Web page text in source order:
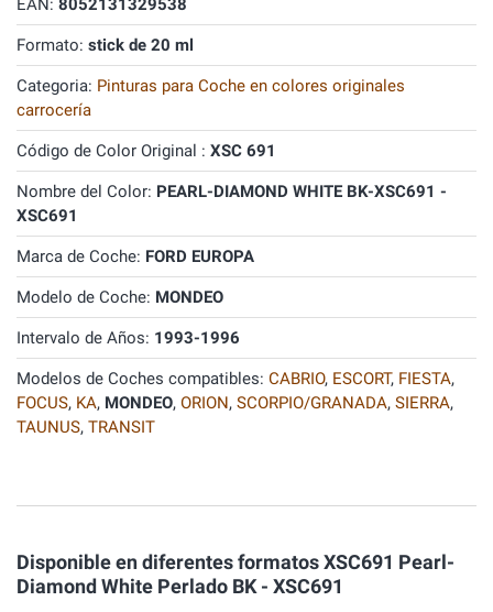
EAN: 8052131329538
Formato: stick de 20 ml
Categoria: Pinturas para Coche en colores originales
carrocería
Código de Color Original : XSC 691
Nombre del Color: PEARL-DIAMOND WHITE BK-XSC691 -
XSC691
Marca de Coche: FORD EUROPA
Modelo de Coche: MONDEO
Intervalo de Años: 1993-1996
Modelos de Coches compatibles: CABRIO, ESCORT, FIESTA,
FOCUS, KA, MONDEO, ORION, SCORPIO/GRANADA, SIERRA,
TAUNUS, TRANSIT
Disponible en diferentes formatos XSC691 Pearl-
Diamond White Perlado BK - XSC691